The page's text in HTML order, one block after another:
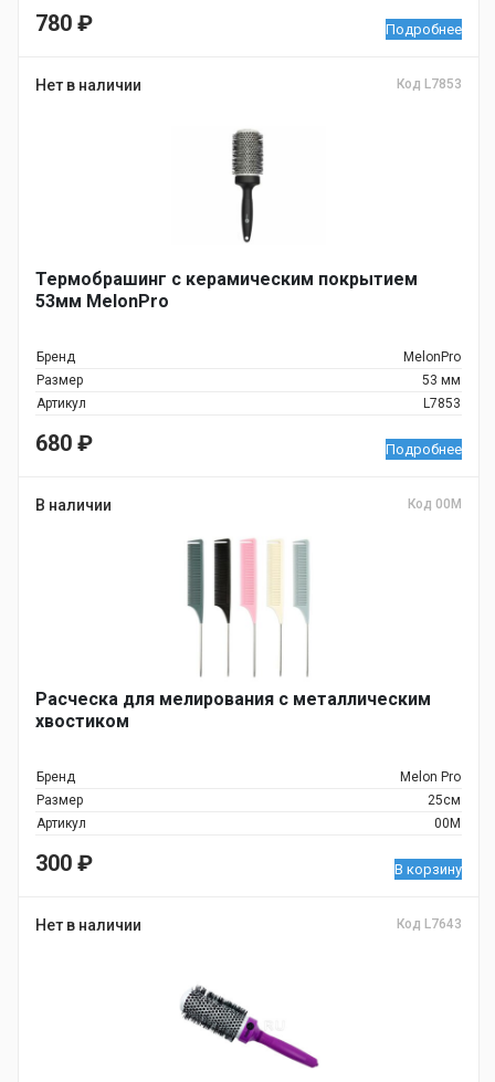
780 ₽ Подробнее
Нет в наличии Код L7853
Термобрашинг с керамическим покрытием
53мм MelonPro
Бренд
MelonPro
Размер
53 мм
Артикул
L7853
680 ₽ Подробнее
В наличии Код 00M
Расческа для мелирования с металлическим
хвостиком
Бренд
Melon Pro
Размер
25см
Артикул
00M
300 ₽ В корзину
Нет в наличии Код L7643